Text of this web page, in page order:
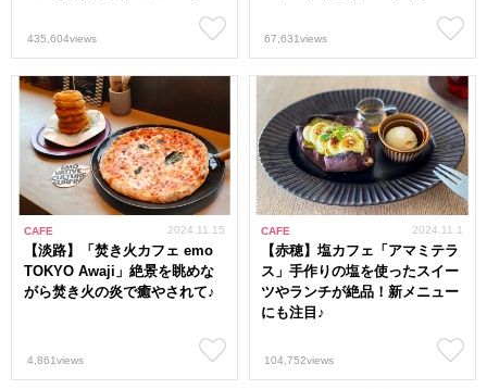
435,604views 67,631views
CAFE
【淡路】「焚き火カフェ emo
TOKYO Awaji」絶景を眺めな
がら焚き火の炎で癒やされて♪
2024.11.15
4,861views
CAFE
【赤穂】塩カフェ「アマミテラ
ス」手作りの塩を使ったスイー
ツやランチが絶品！新メニュー
にも注目♪
2024.11.1
104,752views